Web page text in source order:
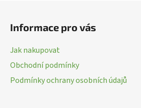
Informace pro vás
Jak nakupovat
Obchodní podmínky
Podmínky ochrany osobních údajů